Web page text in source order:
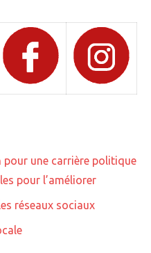
une carrière politique
pour l’améliorer
réseaux sociaux